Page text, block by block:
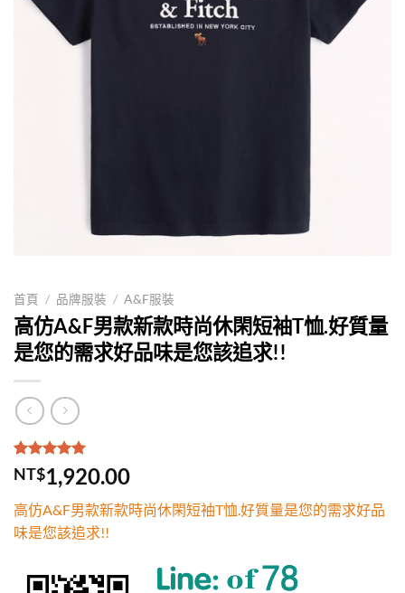
首頁 / 品牌服裝 / A&F服裝
高仿A&F男款新款時尚休閑短袖T恤.好質量
是您的需求好品味是您該追求!!
評分5.00/
5，已有
1
位
分
NT$1,920.00
高仿A&F男款新款時尚休閑短袖T恤.好質量是您的需求好品
味是您該追求!!